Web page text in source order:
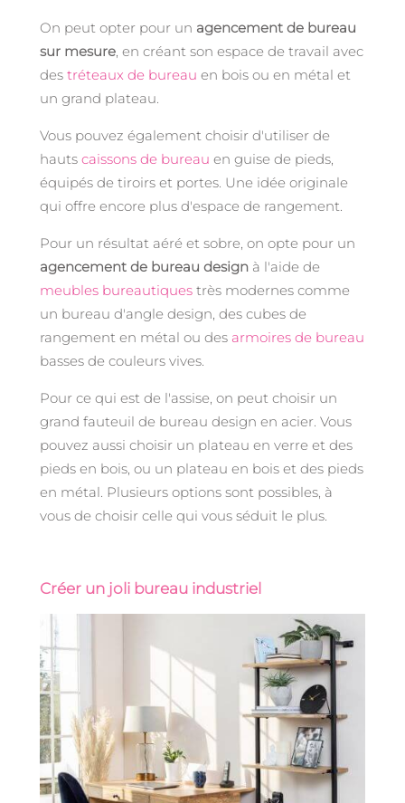
On peut opter pour un agencement de bureau
sur mesure , en créant son espace de travail avec
des tréteaux de bureau en bois ou en métal et
un grand plateau.
Vous pouvez également choisir d'utiliser de
hauts caissons de bureau en guise de pieds,
équipés de tiroirs et portes. Une idée originale
qui offre encore plus d'espace de rangement.
Pour un résultat aéré et sobre, on opte pour un
agencement de bureau design à l'aide de
meubles bureautiques très modernes comme
un bureau d'angle design, des cubes de
rangement en métal ou des armoires de bureau
basses de couleurs vives.
Pour ce qui est de l'assise, on peut choisir un
grand fauteuil de bureau design en acier. Vous
pouvez aussi choisir un plateau en verre et des
pieds en bois, ou un plateau en bois et des pieds
en métal. Plusieurs options sont possibles, à
vous de choisir celle qui vous séduit le plus.
Créer un joli bureau industriel